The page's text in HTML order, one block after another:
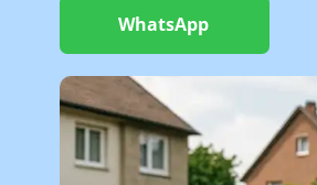
WhatsApp